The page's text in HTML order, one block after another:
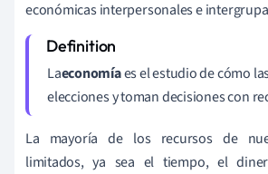
económicas interpersonales e
Laeconomíaes el estudio de cómo
elecciones y toman decisiones con
La mayoría de los recursos de
limitados, ya sea el tiempo, el